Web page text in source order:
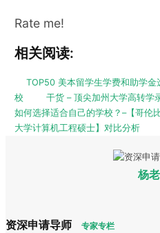
Rate me!
相关阅读:
TOP50 美本留学生学费和助学金
校
干货 – 顶尖加州大学高转学
如何选择适合自己的学校？–【哥伦
大学计算机工程硕士】对比分析
杨
资深申请导师 专家专栏